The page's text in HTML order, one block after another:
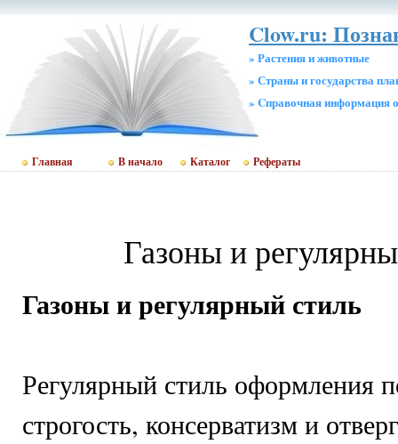
Clow.ru:
» Растения и животные
» Страны и государства
» Cправочная информация
Главная В начало Каталог Рефераты
Газоны и
Газоны и регулярный стиль
Регулярный стиль оформления
строгость, консерватизм и